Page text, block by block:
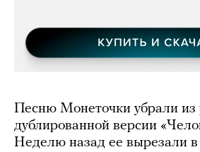
Песню Монеточки убрали из
дублированной версии
Неделю назад ее вырезали